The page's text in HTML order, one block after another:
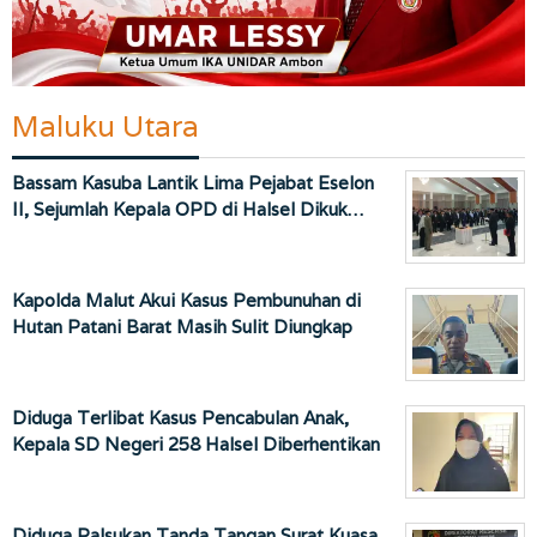
Maluku Utara
Bassam Kasuba Lantik Lima Pejabat Eselon
II, Sejumlah Kepala OPD di Halsel Dikuk…
Kapolda Malut Akui Kasus Pembunuhan di
Hutan Patani Barat Masih Sulit Diungkap
Diduga Terlibat Kasus Pencabulan Anak,
Kepala SD Negeri 258 Halsel Diberhentikan